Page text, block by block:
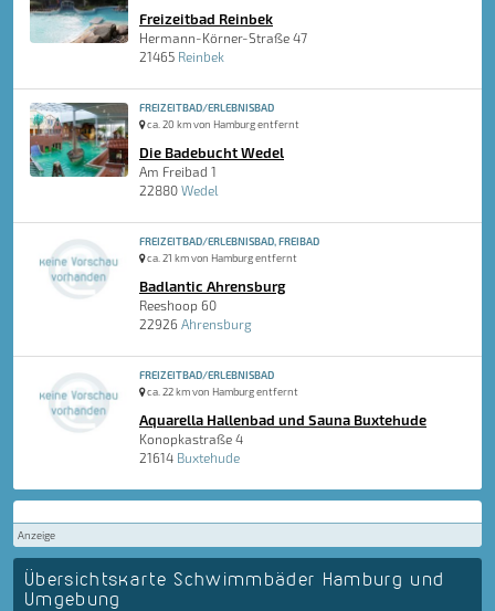
Freizeitbad Reinbek
Hermann-Körner-Straße 47
21465 Reinbek
FREIZEITBAD/ERLEBNISBAD
ca. 20 km von Hamburg entfernt
Die Badebucht Wedel
Am Freibad 1
22880 Wedel
FREIZEITBAD/ERLEBNISBAD, FREIBAD
ca. 21 km von Hamburg entfernt
Badlantic Ahrensburg
Reeshoop 60
22926 Ahrensburg
FREIZEITBAD/ERLEBNISBAD
ca. 22 km von Hamburg entfernt
Aquarella Hallenbad und Sauna Buxtehude
Konopkastraße 4
21614 Buxtehude
Anzeige
Übersichtskarte Schwimmbäder Hamburg und
Umgebung